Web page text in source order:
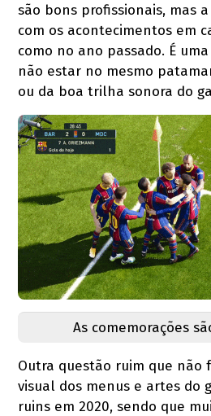
são bons profissionais, mas
com os acontecimentos em
como no ano passado. É
não estar no mesmo
ou da boa trilha sonora do
As comemorações
Outra questão ruim que não
visual dos menus e artes do
ruins em 2020, sendo que